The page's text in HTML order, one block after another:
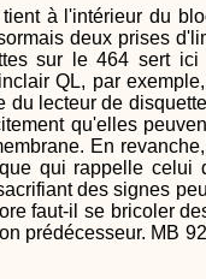
à l'intérieur du
deux prises
sur le 464 sert
QL, par
du lecteur de
qu'elles
En
qui rappelle
des signes
faut-il se bricoler
prédécesseur. MB